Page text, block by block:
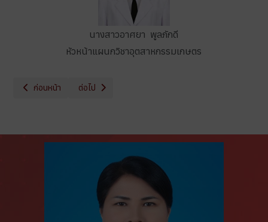
นางสาวอาศยา พูลภักดี
หัวหน้าแผนกวิชาอุตสาหกรรมเกษตร
เนื้อหาก่อนหน้า: แผนกวิชาพืชศาสตร์
ก่อนหน้า เนื้อหาถัดไป: แผนกวิชา
ต่อไป